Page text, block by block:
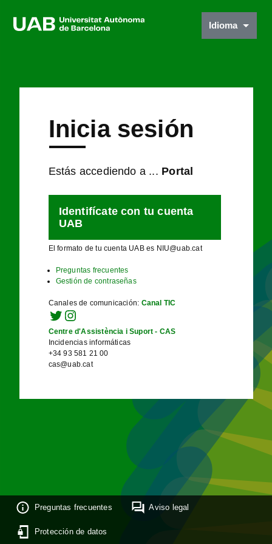
Idioma
Inicia sesión
Estás accediendo a ... Portal
Identifícate con tu cuenta
UAB
El formato de tu cuenta UAB es NIU@uab.cat
Preguntas frecuentes
Gestión de contraseñas
Canales de comunicación: Canal TIC
Centre d'Assistència i Suport - CAS
Incidencias informáticas
+34 93 581 21 00
cas@uab.cat
Preguntas frecuentes Aviso legal
Protección de datos